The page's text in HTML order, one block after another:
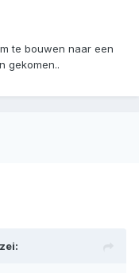
te bouwen naar een
gekomen..